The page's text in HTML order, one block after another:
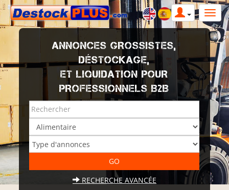
ANNONCES GROSSISTES,
DÉSTOCKAGE,
ET LIQUIDATION POUR
PROFESSIONNELS B2B
RECHERCHE AVANCÉE